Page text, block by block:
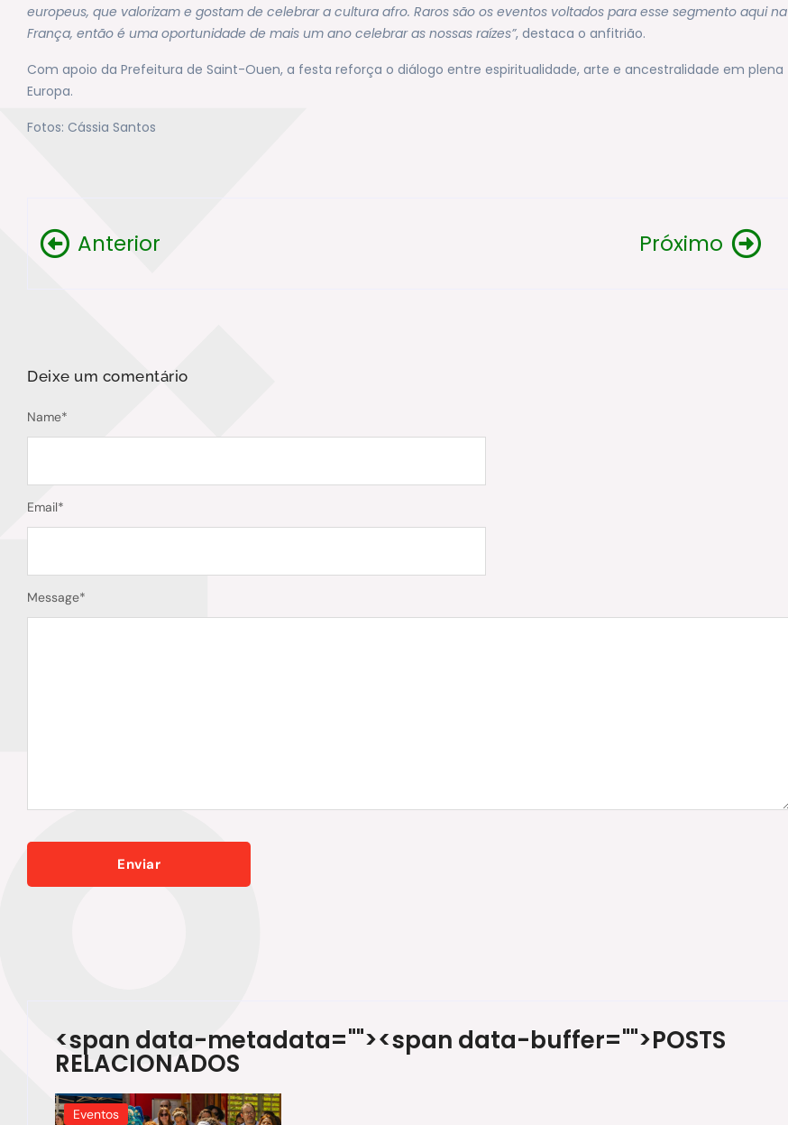
europeus, que valorizam e gostam de celebrar a cultura afro. Raros são os eventos voltados para esse segmento aqui na
França, então é uma oportunidade de mais um ano celebrar as nossas raízes”, destaca o anfitrião.
Com apoio da Prefeitura de Saint-Ouen, a festa reforça o diálogo entre espiritualidade, arte e ancestralidade em plena
Europa.
Fotos: Cássia Santos
Anterior Próximo
Deixe um comentário
Message*
Name*
Email*
<span data-metadata=""><span data-buffer="">POSTS
RELACIONADOS
Eventos